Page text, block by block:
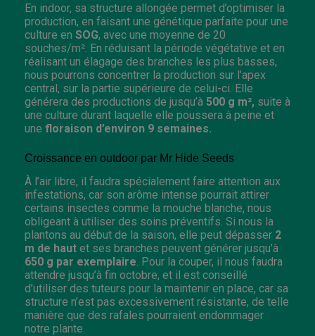
En indoor, sa structure allongée permet d’optimiser la
production, en faisant une génétique parfaite pour une
culture en SOG, avec une moyenne de 20
souches/m². En réduisant la période végétative et en
réalisant un élagage des branches les plus basses,
nous pourrons concentrer la production sur l’apex
central, sur la partie supérieure de celui-ci. Elle
générera des productions de jusqu’à 500 g m², suite à
une culture durant laquelle elle poussera à peine et
une floraison d’environ 9 semaines.
Croissance en outdoor par Mr Hide Seeds
À l’air libre, il faudra spécialement faire attention aux
infestations, car son arôme intense pourrait attirer
certains insectes comme la mouche blanche, nous
obligeant à utiliser des soins préventifs. Si nous la
plantons au début de la saison, elle peut dépasser 2
m de haut et ses branches peuvent générer jusqu’à
650 g par exemplaire . Pour la couper, il nous faudra
attendre jusqu’à fin octobre, et il est conseillé
d’utiliser des tuteurs pour la maintenir en place, car sa
structure n’est pas excessivement résistante, de telle
manière que des rafales pourraient endommager
notre plante.